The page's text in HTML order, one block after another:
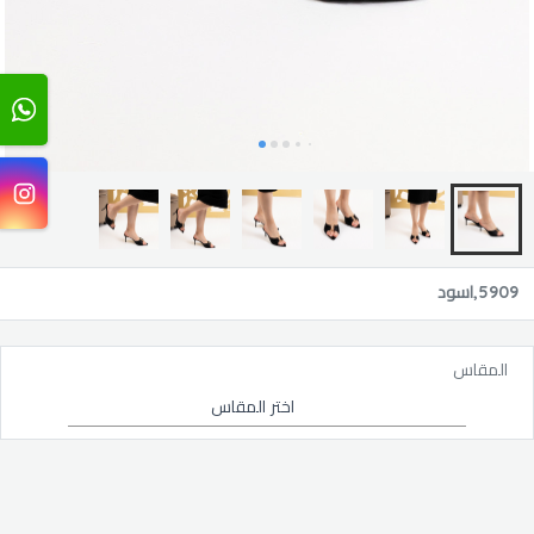
5909,اسود
المقاس
اختر المقاس